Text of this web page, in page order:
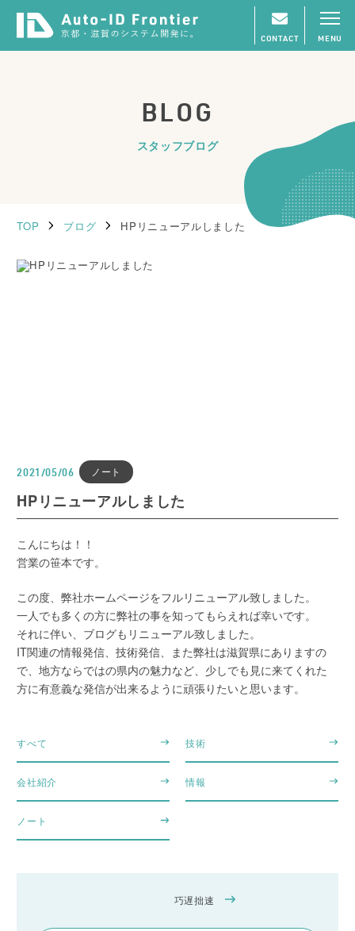
CONTACT MENU
BLOG
スタッフブログ
TOP ブログ HPリニューアルしました
2021/05/06 ノート
HPリニューアルしました
こんにちは！！
営業の笹本です。
この度、弊社ホームページをフルリニューアル致しました。
一人でも多くの方に弊社の事を知ってもらえれば幸いです。
それに伴い、ブログもリニューアル致しました。
IT関連の情報発信、技術発信、また弊社は滋賀県にありますの
で、地方ならではの県内の魅力など、少しでも見に来てくれた
方に有意義な発信が出来るように頑張りたいと思います。
すべて 技術
会社紹介 情報
ノート
巧遅拙速